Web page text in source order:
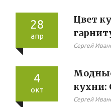
28
апр
Цвет
что
Сергей
4
окт
кухни:
выбору
Сергей